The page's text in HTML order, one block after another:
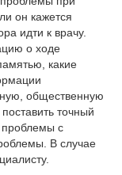
он кажется
идти к врачу.
о ходе
какие
общественную
точный
проблемы с
В случае